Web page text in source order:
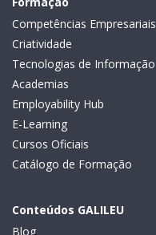
Competências Empresariais
Criatividade
Tecnologias de Informação
Academias
Employability Hub
E-Learning
Cursos Oficiais
Catálogo de Formação
Conteúdos GALILEU
Blog